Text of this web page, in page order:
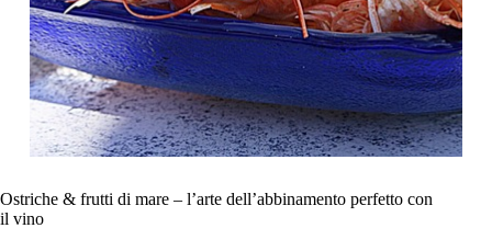
Ostriche & frutti di mare – l’arte dell’abbinamento perfetto con
il vino